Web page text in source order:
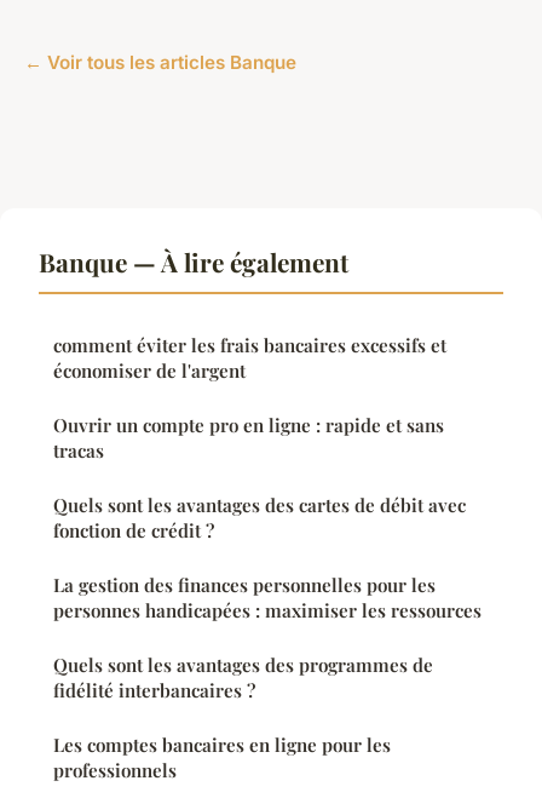
← Voir tous les articles Banque
Banque — À lire également
comment éviter les frais bancaires excessifs et
économiser de l'argent
Ouvrir un compte pro en ligne : rapide et sans
tracas
Quels sont les avantages des cartes de débit avec
fonction de crédit ?
La gestion des finances personnelles pour les
personnes handicapées : maximiser les ressources
Quels sont les avantages des programmes de
fidélité interbancaires ?
Les comptes bancaires en ligne pour les
professionnels